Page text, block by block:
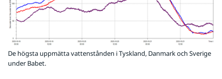
De högsta uppmätta vattenstånden i Tyskland, Danmark och Sverige
under Babet.